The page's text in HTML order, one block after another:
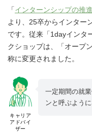
「インターンシップの推
より、25卒からインター
です。従来「1dayインタ
クショップは、「オープ
称に変更されました。
キャリア
アドバイ
ザー
一定期間の就
ンと呼ぶよう